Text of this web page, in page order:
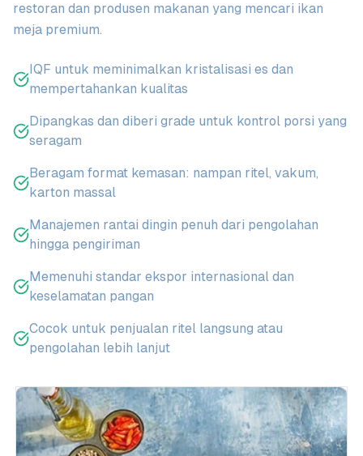
restoran dan produsen makanan yang mencari ikan
meja premium.
IQF untuk meminimalkan kristalisasi es dan
mempertahankan kualitas
Dipangkas dan diberi grade untuk kontrol porsi yang
seragam
Beragam format kemasan: nampan ritel, vakum,
karton massal
Manajemen rantai dingin penuh dari pengolahan
hingga pengiriman
Memenuhi standar ekspor internasional dan
keselamatan pangan
Cocok untuk penjualan ritel langsung atau
pengolahan lebih lanjut